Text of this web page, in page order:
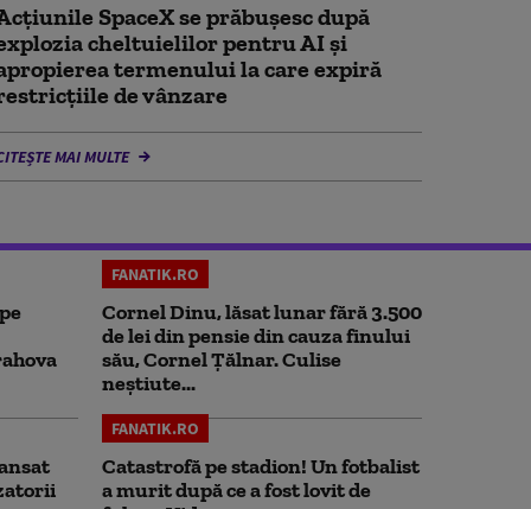
SpaceX se prăbuşesc după
cheltuielilor pentru AI şi
termenului la care expiră
de vânzare
MAI MULTE
FANATIK.RO
Cornel Dinu, lăsat lunar fără 3.500
de lei din pensie din cauza finului
său, Cornel Țălnar. Culise
neștiute...
FANATIK.RO
Catastrofă pe stadion! Un fotbalist
a murit după ce a fost lovit de